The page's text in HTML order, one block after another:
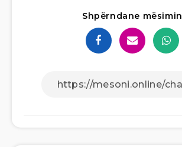
Shpërndane mësimin